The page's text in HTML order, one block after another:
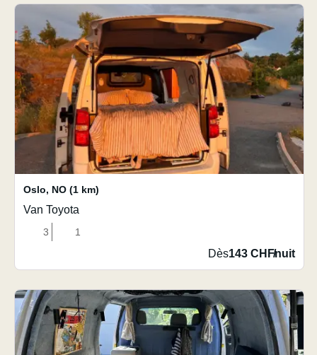
Oslo, NO (1 km)
Van Toyota
3 1
Dès143 CHF/nuit